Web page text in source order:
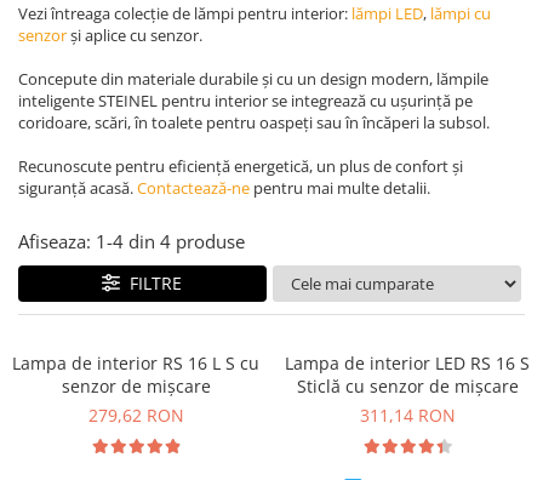
Lămpi de grădină
Lămpi solare
Reflectoare
Seria Cube
Lămpi de interior
Duze
Suflante cu aer cald si accesorii
Suflante cu aer cald
Duze suflante
Alte accesorii
Vezi întreaga colecție de lămpi pentru interior: lămpi LED, lămpi cu
senzorși aplice cu senzor.
Concepute din materiale durabile și cu un design modern, lămpile
inteligente STEINEL pentru interior se integrează cu ușurință pe
coridoare, scări, în toalete pentru oaspeți sau în încăperi la subsol.
Recunoscute pentru eficiență energetică, un plus de confort și
siguranță acasă.Contactează-ne pentru mai multe detalii.
Afiseaza: 1-4 din 4 produse
FILTRE
Lampa de interior RS 16 L S cu
senzor de mișcare
279,62 RON
Lampa de interior LED RS 16 S
Sticlă cu senzor de mișcare
311,14 RON